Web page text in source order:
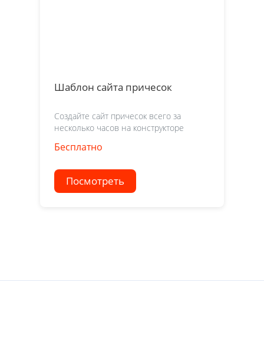
Шаблон сайта причесок
Создайте сайт причесок всего за
несколько часов на конструкторе
Бесплатно
Посмотреть